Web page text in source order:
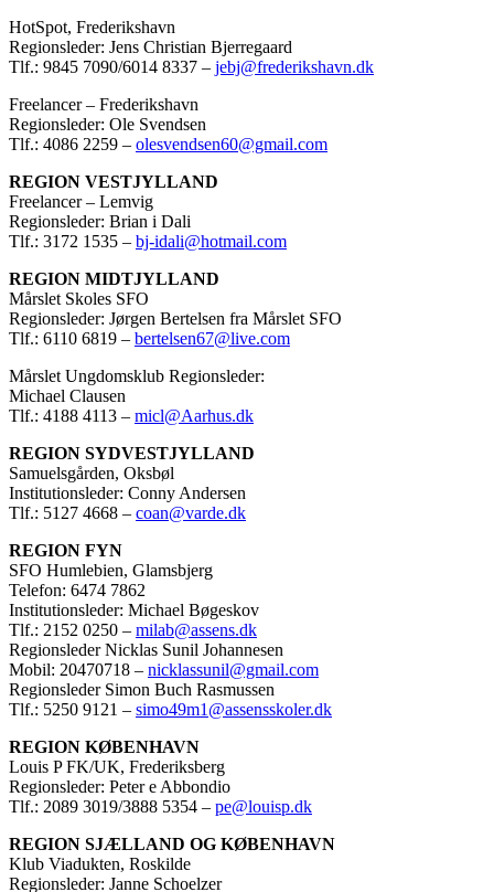
HotSpot, Frederikshavn
Regionsleder: Jens Christian Bjerregaard
Tlf.: 9845 7090/6014 8337 – jebj@frederikshavn.dk
Freelancer – Frederikshavn
Regionsleder: Ole Svendsen
Tlf.: 4086 2259 – olesvendsen60@gmail.com
REGION VESTJYLLAND
Freelancer – Lemvig
Regionsleder: Brian i Dali
Tlf.: 3172 1535 – bj-idali@hotmail.com
REGION MIDTJYLLAND
Mårslet Skoles SFO
Regionsleder: Jørgen Bertelsen fra Mårslet SFO
Tlf.: 6110 6819 – bertelsen67@live.com
Mårslet Ungdomsklub Regionsleder:
Michael Clausen
Tlf.: 4188 4113 – micl@Aarhus.dk
REGION SYDVESTJYLLAND
Samuelsgården, Oksbøl
Institutionsleder: Conny Andersen
Tlf.: 5127 4668 – coan@varde.dk
REGION FYN
SFO Humlebien, Glamsbjerg
Telefon: 6474 7862
Institutionsleder: Michael Bøgeskov
Tlf.: 2152 0250 – milab@assens.dk
Regionsleder Nicklas Sunil Johannesen
Mobil: 20470718 – nicklassunil@gmail.com
Regionsleder Simon Buch Rasmussen
Tlf.: 5250 9121 – simo49m1@assensskoler.dk
REGION KØBENHAVN
Louis P FK/UK, Frederiksberg
Regionsleder: Peter e Abbondio
Tlf.: 2089 3019/3888 5354 – pe@louisp.dk
REGION SJÆLLAND OG KØBENHAVN
Klub Viadukten, Roskilde
Regionsleder: Janne Schoelzer